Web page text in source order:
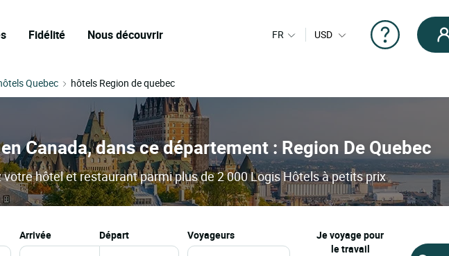
Fidélité Nous découvrir FR USD
Quebec hôtels Region de quebec
Canada, dans ce département : Region De Quebec
votre hôtel et restaurant parmi plus de 2 000 Logis Hôtels à petits prix
arrivée départ Voyageurs
Je voyage pour
le travail